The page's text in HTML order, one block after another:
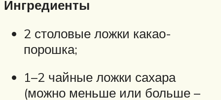
Ингредиенты
2 столовые ложки какао-
порошка;
1–2 чайные ложки сахара
(можно меньше или больше –